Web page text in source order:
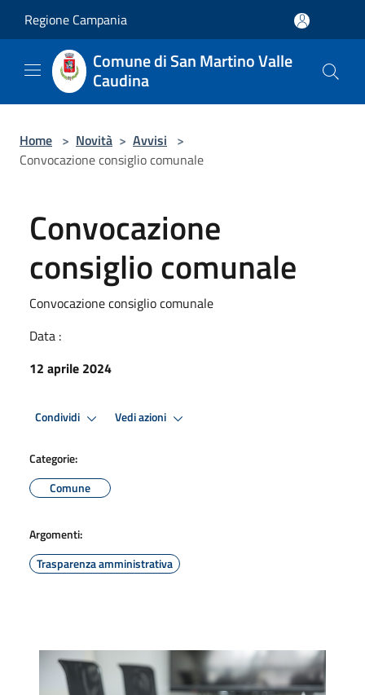
Regione Campania
Comune di San Martino Valle
Caudina
Home > Novità > Avvisi >
Convocazione consiglio comunale
Convocazione
consiglio comunale
Convocazione consiglio comunale
Data :
12 aprile 2024
Condividi Vedi azioni
Categorie:
Comune
Argomenti:
Trasparenza amministrativa